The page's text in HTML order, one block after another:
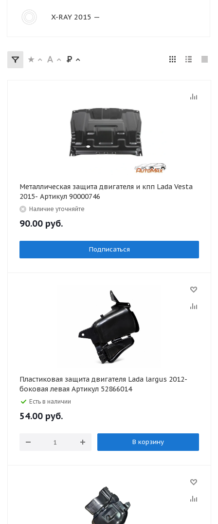
X-RAY 2015 —
Металлическая защита двигателя и кпп Lada Vesta
2015- Артикул 90000746
Наличие уточняйте
90.00 руб.
Подписаться
Пластиковая защита двигателя Lada largus 2012-
боковая левая Артикул 52866014
Есть в наличии
54.00 руб.
В корзину